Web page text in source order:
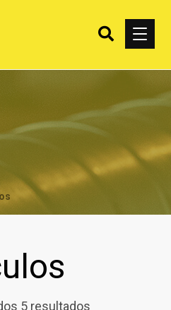
5 resultados